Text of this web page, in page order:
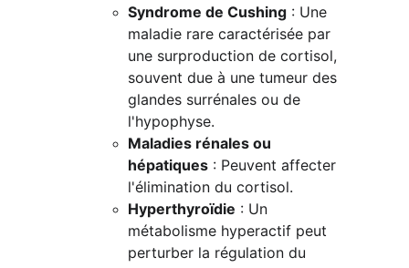
Syndrome de Cushing : Une
maladie rare caractérisée par
une surproduction de cortisol,
souvent due à une tumeur des
glandes surrénales ou de
l'hypophyse.
Maladies rénales ou
hépatiques : Peuvent affecter
l'élimination du cortisol.
Hyperthyroïdie : Un
métabolisme hyperactif peut
perturber la régulation du